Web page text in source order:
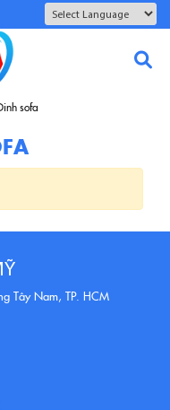
sofa
Tây Nam, TP. HCM